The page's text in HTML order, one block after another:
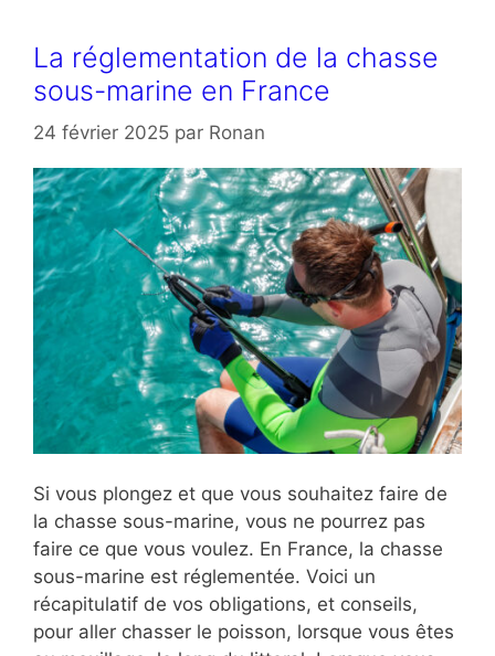
La réglementation de la chasse
sous-marine en France
24 février 2025 par Ronan
Si vous plongez et que vous souhaitez faire de
la chasse sous-marine, vous ne pourrez pas
faire ce que vous voulez. En France, la chasse
sous-marine est réglementée. Voici un
récapitulatif de vos obligations, et conseils,
pour aller chasser le poisson, lorsque vous êtes